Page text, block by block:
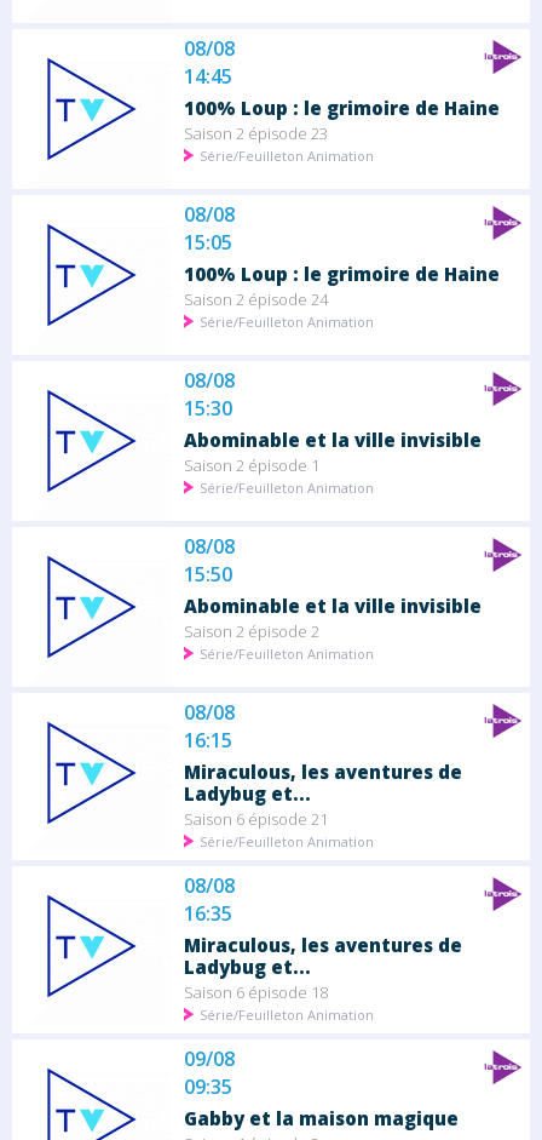
08/08
14:45
100% Loup : le grimoire de Haine
Saison 2 épisode 23
Série/Feuilleton Animation
08/08
15:05
100% Loup : le grimoire de Haine
Saison 2 épisode 24
Série/Feuilleton Animation
08/08
15:30
Abominable et la ville invisible
Saison 2 épisode 1
Série/Feuilleton Animation
08/08
15:50
Abominable et la ville invisible
Saison 2 épisode 2
Série/Feuilleton Animation
08/08
16:15
Miraculous, les aventures de
Ladybug et...
Saison 6 épisode 21
Série/Feuilleton Animation
08/08
16:35
Miraculous, les aventures de
Ladybug et...
Saison 6 épisode 18
Série/Feuilleton Animation
09/08
09:35
Gabby et la maison magique